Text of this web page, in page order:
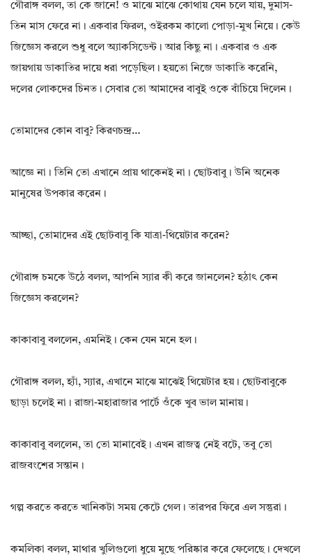
গৌরাঙ্গ বলল, তা কে জানে! ও মাঝে মাঝে কোথায় যেন চলে যায়, দুমাস-
তিন মাস ফেরে না। একবার ফিরল, ওইরকম কালো পোড়া-মুখ নিয়ে। কেউ
জিজ্ঞেস করলে শুধু বলে অ্যাকসিডেন্ট। আর কিছু না। একবার ও এক
জায়গায় ডাকাতির দায়ে ধরা পড়েছিল। হয়তো নিজে ডাকাতি করেনি,
দলের লোকদের চিনত। সেবার তো আমাদের বাবুই ওকে বাঁচিয়ে দিলেন।
তোমাদের কোন বাবু? কিরণচন্দ্র…
আজ্ঞে না। তিনি তো এখানে প্রায় থাকেনই না। ছোটবাবু। উনি অনেক
মানুষের উপকার করেন।
আচ্ছা, তোমাদের এই ছোটবাবু কি যাত্রা-থিয়েটার করেন?
গৌরাঙ্গ চমকে উঠে বলল, আপনি স্যার কী করে জানলেন? হঠাৎ কেন
জিজ্ঞেস করলেন?
কাকাবাবু বললেন, এমনিই। কেন যেন মনে হল।
গৌরাঙ্গ বলল, হ্যাঁ, স্যার, এখানে মাঝে মাঝেই থিয়েটার হয়। ছোটবাবুকে
ছাড়া চলেই না। রাজা-মহারাজার পার্টে ওঁকে খুব ভাল মানায়।
কাকাবাবু বললেন, তা তো মানাবেই। এখন রাজত্ব নেই বটে, তবু তো
রাজবংশের সন্তান।
গল্প করতে করতে খানিকটা সময় কেটে গেল। তারপর ফিরে এল সন্তুরা।
কমলিকা বলল, মাথার খুলিগুলো ধুয়ে মুছে পরিষ্কার করে ফেলেছে। দেখলে